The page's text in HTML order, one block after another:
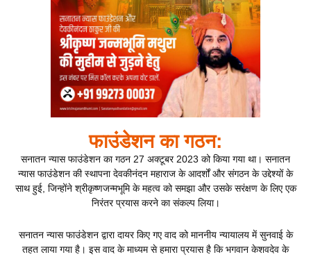
फाउंडेशन का गठन:
सनातन न्यास फाउंडेशन का गठन 27 अक्टूबर 2023 को किया गया था। सनातन
न्यास फाउंडेशन की स्थापना देवकीनंदन महाराज के आदर्शों और संगठन के उद्देश्यों के
साथ हुई, जिन्होंने श्रीकृष्णजन्मभूमि के महत्व को समझा और उसके सरंक्षण के लिए एक
निरंतर प्रयास करने का संकल्प लिया।
सनातन न्यास फाउंडेशन द्वारा दायर किए गए वाद को माननीय न्यायालय में सुनवाई के
तहत लाया गया है। इस वाद के माध्यम से हमारा प्रयास है कि भगवान केशवदेव के